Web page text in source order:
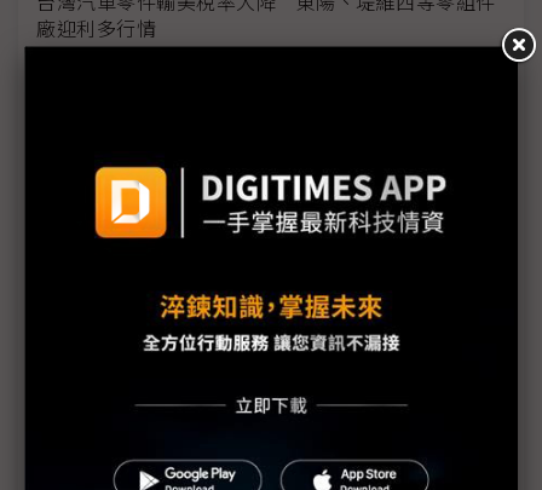
廠迎利多行情
朋程擴產搶攻高效車用元件市場 AI伺服器與HVDC
模組拚2027放量
裕融嚴陳莉蓮：汽車、出行與用車事業的協同發展